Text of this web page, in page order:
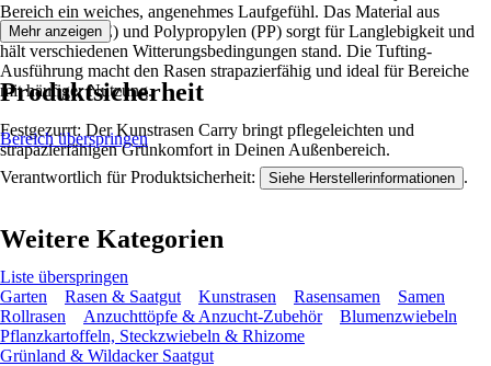
Bereich ein weiches, angenehmes Laufgefühl. Das Material aus
Polyethylen (PE) und Polypropylen (PP) sorgt für Langlebigkeit und
hält verschiedenen Witterungsbedingungen stand. Die Tufting-
Ausführung macht den Rasen strapazierfähig und ideal für Bereiche
mit häufiger Nutzung.
Festgezurrt: Der Kunstrasen Carry bringt pflegeleichten und
strapazierfähigen Grünkomfort in Deinen Außenbereich.
Mehr anzeigen
Produktsicherheit
Bereich überspringen
Verantwortlich für Produktsicherheit: Siehe Herstellerinformationen .
Weitere Kategorien
Liste überspringen
Garten
Rasen & Saatgut Kunstrasen Rasensamen
Samen
Rollrasen
Anzuchttöpfe & Anzucht-Zubehör
Blumenzwiebeln
Pflanzkartoffeln, Steckzwiebeln & Rhizome
Grünland & Wildacker Saatgut